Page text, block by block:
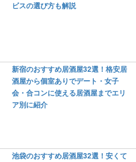
ビスの選び方も解説
新宿のおすすめ居酒屋32選！格安居
酒屋から個室ありでデート・女子
会・合コンに使える居酒屋までエリ
ア別に紹介
池袋のおすすめ居酒屋32選！安くて